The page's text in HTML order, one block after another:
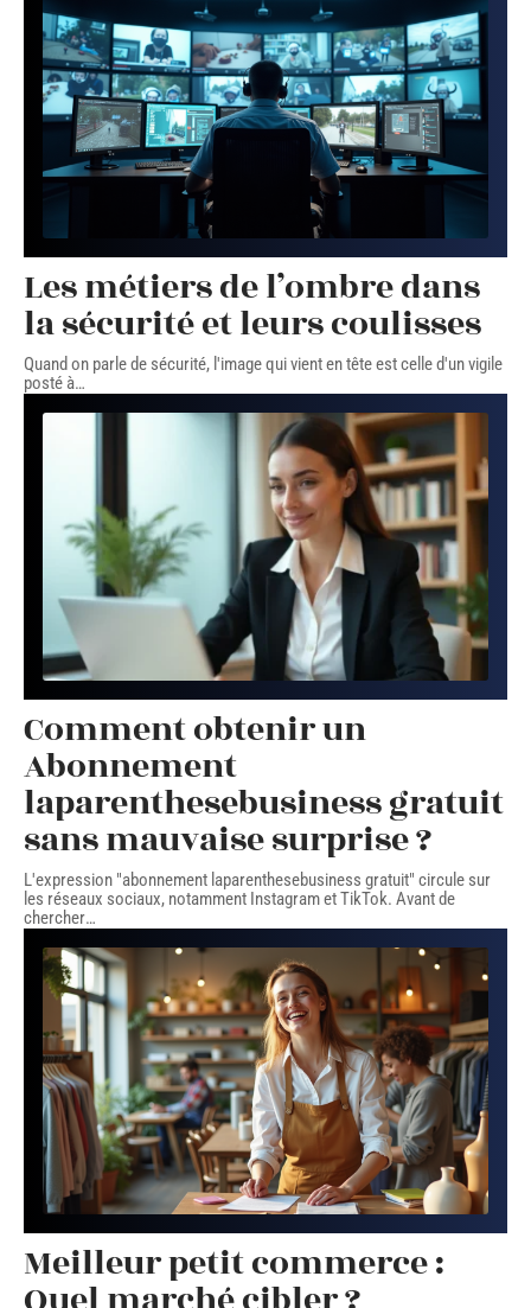
Les métiers de l’ombre dans
la sécurité et leurs coulisses
Quand on parle de sécurité, l'image qui vient en tête est celle d'un vigile
posté à…
Comment obtenir un
Abonnement
laparenthesebusiness gratuit
sans mauvaise surprise ?
L'expression "abonnement laparenthesebusiness gratuit" circule sur
les réseaux sociaux, notamment Instagram et TikTok. Avant de
chercher…
Meilleur petit commerce :